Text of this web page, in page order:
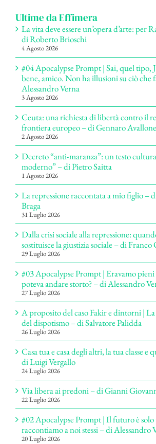
Ultime da Effimera
La vita deve essere un’opera d’arte: per
di Roberto Brioschi
4 Agosto 2026
#04 Apocalypse Prompt | Sai, quel tipo,
bene, amico. Non ha illusioni su ciò che
Alessandro Verna
3 Agosto 2026
Ceuta: una richiesta di libertà contro il
frontiera europeo – di Gennaro Avallone
2 Agosto 2026
Decreto “anti-maranza”: un testo
moderno” – di Pietro Saitta
1 Agosto 2026
La repressione raccontata a mio figlio –
Braga
31 Luglio 2026
Dalla crisi sociale alla repressione:
sostituisce la giustizia sociale – di
29 Luglio 2026
#03 Apocalypse Prompt | Eravamo
poteva andare storto? – di Alessandro
27 Luglio 2026
A proposito del caso Fakir e dintorni |
del dispotismo – di Salvatore Palidda
26 Luglio 2026
Casa tua e casa degli altri, la tua classe e
di Luigi Vergallo
24 Luglio 2026
Via libera ai predoni – di Gianni
22 Luglio 2026
#02 Apocalypse Prompt | Il futuro è solo
raccontiamo a noi stessi – di Alessandro
20 Luglio 2026